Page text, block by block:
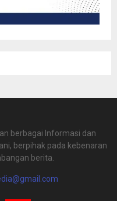
berbagai Informasi dan
berpihak pada kebenaran
berita.